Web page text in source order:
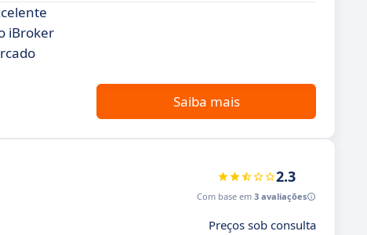
iBroker
Saiba mais
2.3
Com base em 3 avaliações
Preços sob consulta